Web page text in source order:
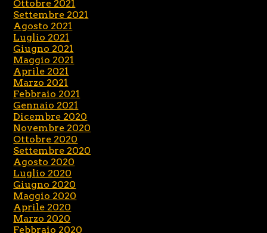
Ottobre 2021
Settembre 2021
Agosto 2021
Luglio 2021
Giugno 2021
Maggio 2021
Aprile 2021
Marzo 2021
Febbraio 2021
Gennaio 2021
Dicembre 2020
Novembre 2020
Ottobre 2020
Settembre 2020
Agosto 2020
Luglio 2020
Giugno 2020
Maggio 2020
Aprile 2020
Marzo 2020
Febbraio 2020